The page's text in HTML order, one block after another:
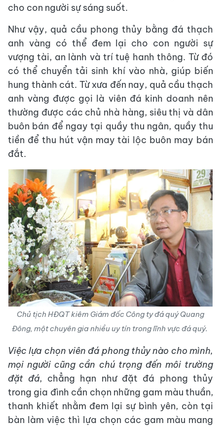
cho con người sự sáng suốt.
Như vậy, quả cầu phong thủy bằng đá thạch
anh vàng có thể đem lại cho con người sự
vượng tài, an lành và trí tuệ hanh thông. Từ đó
có thể chuyển tải sinh khí vào nhà, giúp biến
hung thành cát. Từ xưa đến nay, quả cầu thạch
anh vàng được gọi là viên đá kinh doanh nên
thường được các chủ nhà hàng, siêu thị và dân
buôn bán để ngay tại quầy thu ngân, quầy thu
tiền để thu hút vận may tài lộc buôn may bán
đắt.
Chủ tịch HĐQT kiêm Giám đốc Công ty đá quý Quang
Đông, một chuyên gia nhiều uy tín trong lĩnh vực đá quý.
Việc lựa chọn viên đá phong thủy nào cho mình,
mọi người cũng cần chú trọng đến môi trường
đặt đá, chẳng hạn như đặt đá phong thủy
trong gia đình cần chọn những gam màu thuần,
thanh khiết nhằm đem lại sự bình yên, còn tại
bàn làm việc thì lựa chọn các gam màu mang